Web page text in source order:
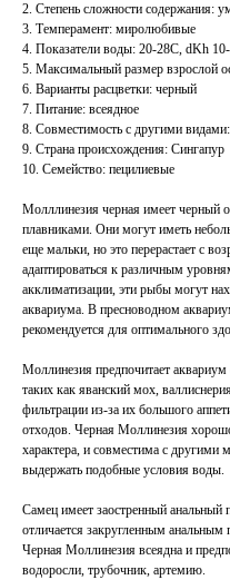
2. Степень сложности содержания:
3. Темперамент: миролюбивые
4. Показатели воды: 20-28С, dKh
5. Максимальный размер взрослой
6. Варианты расцветки: черный
7. Питание: всеядное
8. Совместимость с другими
9. Страна происхождения: Сингапур
10. Семейство: пецилиевые
Молллинезия черная имеет черный
плавниками. Они могут иметь
еще мальки, но это перерастает с
адаптироваться к различным
акклиматизации, эти рыбы могут
аквариума. В пресноводном
рекомендуется для оптимального
Моллинезия предпочитает
таких как яванский мох,
фильтрации из-за их большого
отходов. Черная Моллинезия
характера, и совместима с
выдержать подобные условия воды.
Самец имеет заостренный
отличается закругленным
Черная Моллинезия всеядна и
водоросли, трубочник, артемию.